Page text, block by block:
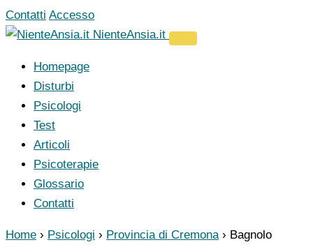
Vai
al
Contatti Accesso
NienteAnsia.it
Homepage
Disturbi
Psicologi
Test
Articoli
Psicoterapie
Glossario
Contatti
Home › Psicologi › Provincia di Cremona › Bagnolo